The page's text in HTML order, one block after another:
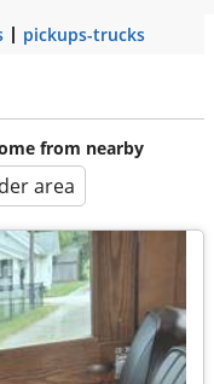
pickups-trucks
from nearby
area